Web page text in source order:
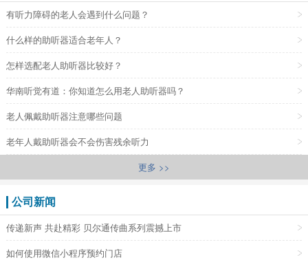
有听力障碍的老人会遇到什么问题？
什么样的助听器适合老年人？
怎样选配老人助听器比较好？
华南听觉有道：你知道怎么用老人助听器吗？
老人佩戴助听器注意哪些问题
老年人戴助听器会不会伤害残余听力
更多 >>
公司新闻
传递新声 共赴精彩 贝尔通传曲系列震撼上市
如何使用微信小程序预约门店